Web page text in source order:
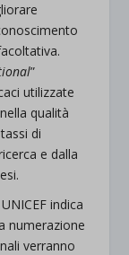
”
utilizzate
qualità
di
e dalla
indica
numerazione
verranno